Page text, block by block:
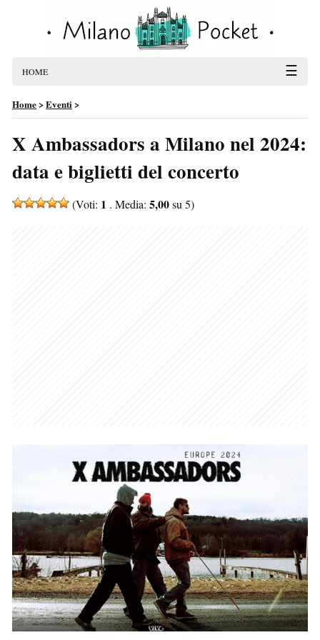
HOME ☰
Home>Eventi>
X Ambassadors a Milano nel 2024:
data e biglietti del concerto
(Voti: 1 . Media: 5,00su 5)